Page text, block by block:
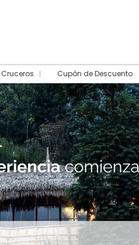
Cruceros Cupón de Descuento
Actividades